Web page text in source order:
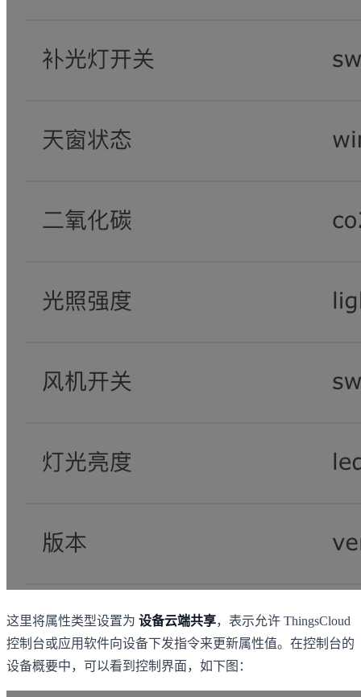
这里将属性类型设置为 设备云端共享，表示允许 ThingsCloud
控制台或应用软件向设备下发指令来更新属性值。在控制台的
设备概要中，可以看到控制界面，如下图：